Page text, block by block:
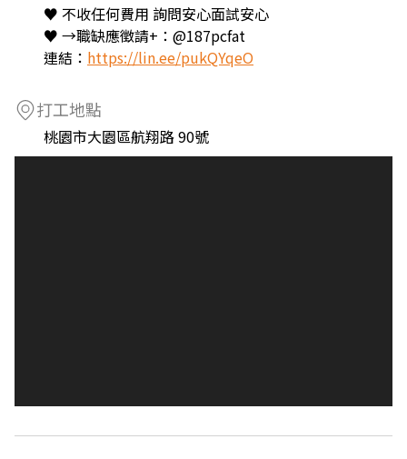
♥️ 不收任何費用 詢問安心面試安心
♥️ →職缺應徵請+：@187pcfat
連結： https://lin.ee/pukQYqeO
打工地點
桃園市大園區航翔路 90號